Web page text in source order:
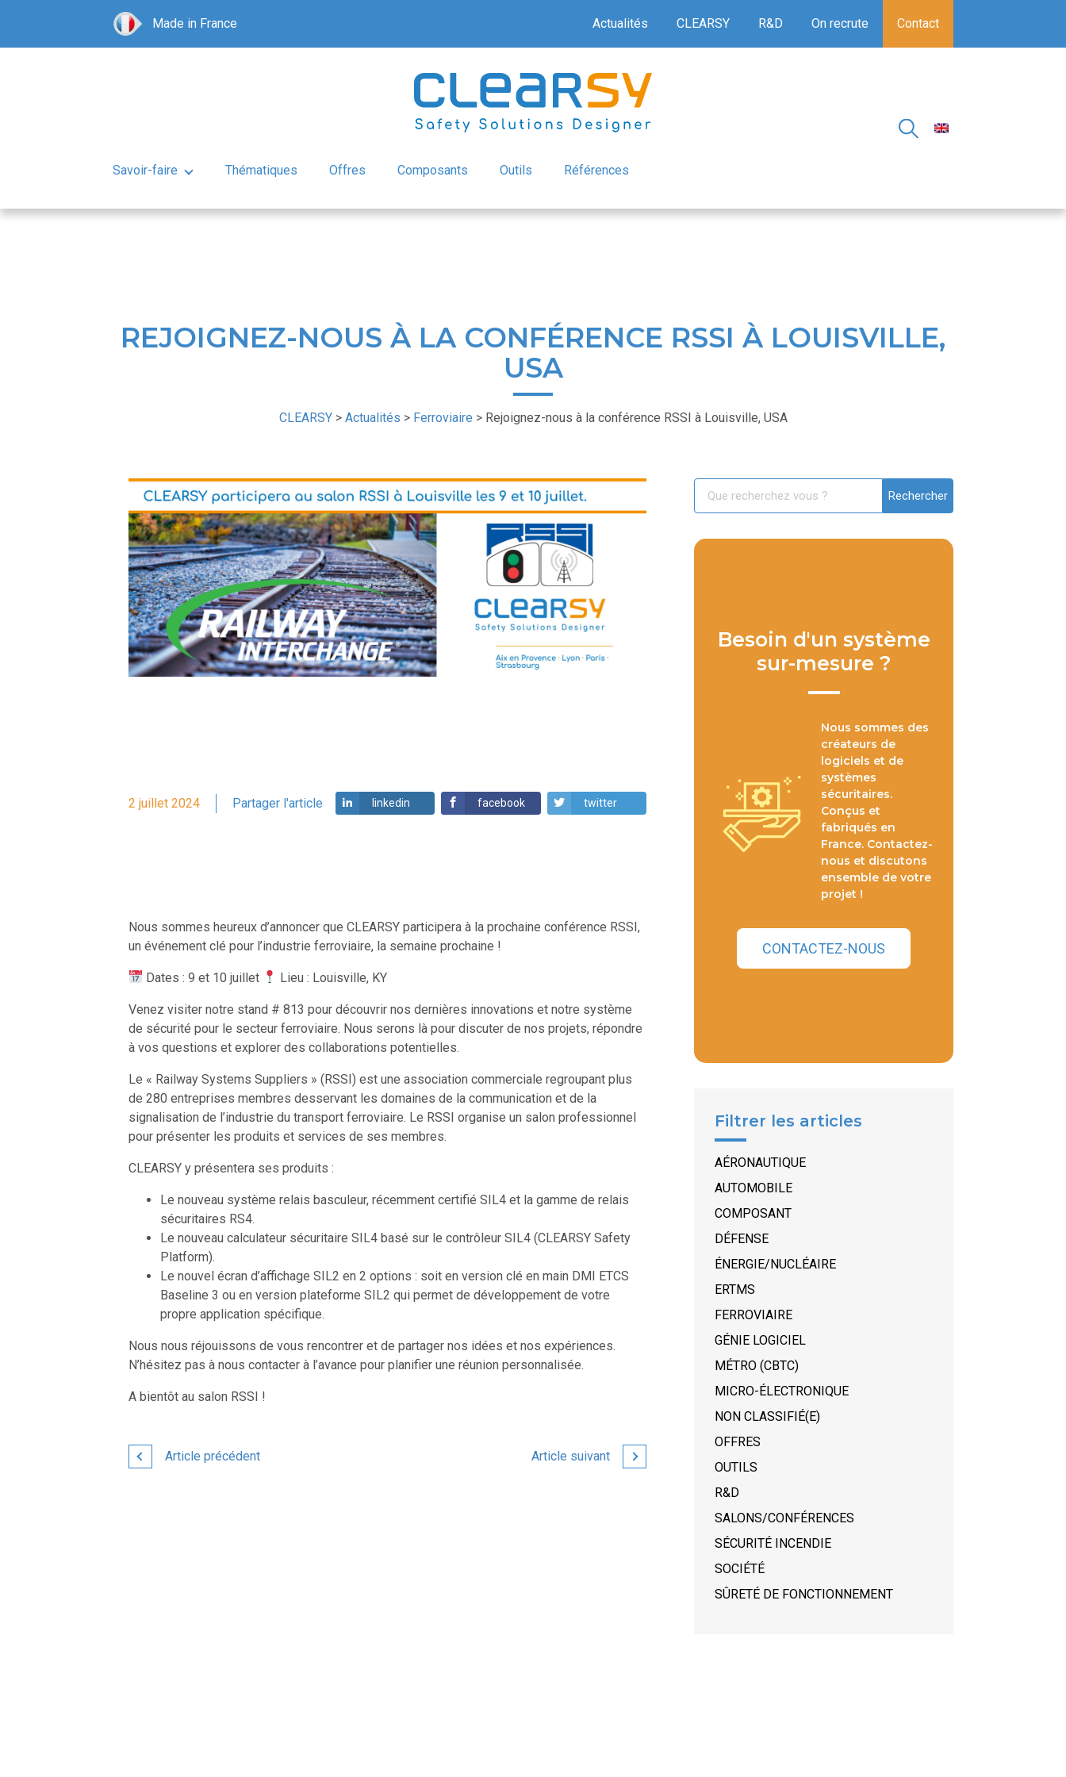
Made in France Actualités CLEARSY R&D On recrute Contact
Savoir-faire Thématiques Offres Composants Outils Références
REJOIGNEZ-NOUS À LA CONFÉRENCE RSSI À LOUISVILLE,
USA
CLEARSY> Actualités > Ferroviaire > Rejoignez-nous à la conférence RSSI à Louisville, USA
2 juillet 2024 Partager l'article linkedin facebook twitter
Nous sommes heureux d’annoncer que CLEARSY participera à la prochaine conférence RSSI,
un événement clé pour l’industrie ferroviaire, la semaine prochaine !
Dates : 9 et 10 juillet Lieu : Louisville, KY
Venez visiter notre stand # 813 pour découvrir nos dernières innovations et notre système
de sécurité pour le secteur ferroviaire. Nous serons là pour discuter de nos projets, répondre
à vos questions et explorer des collaborations potentielles.
Le « Railway Systems Suppliers » (RSSI) est une association commerciale regroupant plus
de 280 entreprises membres desservant les domaines de la communication et de la
signalisation de l’industrie du transport ferroviaire. Le RSSI organise un salon professionnel
pour présenter les produits et services de ses membres.
CLEARSY y présentera ses produits :
Le nouveau système relais basculeur, récemment certifié SIL4 et la gamme de relais
sécuritaires RS4.
Le nouveau calculateur sécuritaire SIL4 basé sur le contrôleur SIL4 (CLEARSY Safety
Platform).
Le nouvel écran d’affichage SIL2 en 2 options : soit en version clé en main DMI ETCS
Baseline 3 ou en version plateforme SIL2 qui permet de développement de votre
propre application spécifique.
Nous nous réjouissons de vous rencontrer et de partager nos idées et nos expériences.
N’hésitez pas à nous contacter à l’avance pour planifier une réunion personnalisée.
A bientôt au salon RSSI !
Article précédent Article suivant
Besoin d'un système
sur-mesure ?
Nous sommes des
créateurs de
logiciels et de
systèmes
sécuritaires.
Conçus et
fabriqués en
France. Contactez-
nous et discutons
ensemble de votre
projet !
CONTACTEZ-NOUS
Filtrer les articles
AÉRONAUTIQUE
AUTOMOBILE
COMPOSANT
DÉFENSE
ÉNERGIE/NUCLÉAIRE
ERTMS
FERROVIAIRE
GÉNIE LOGICIEL
MÉTRO (CBTC)
MICRO-ÉLECTRONIQUE
NON CLASSIFIÉ(E)
OFFRES
OUTILS
R&D
SALONS/CONFÉRENCES
SÉCURITÉ INCENDIE
SOCIÉTÉ
SÛRETÉ DE FONCTIONNEMENT